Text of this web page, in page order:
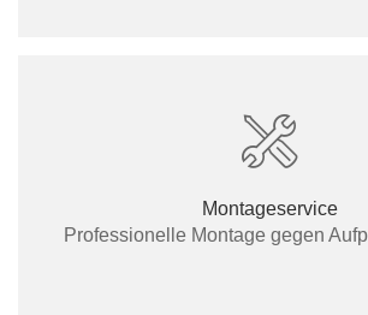
Montageservice
Professionelle Montage gegen